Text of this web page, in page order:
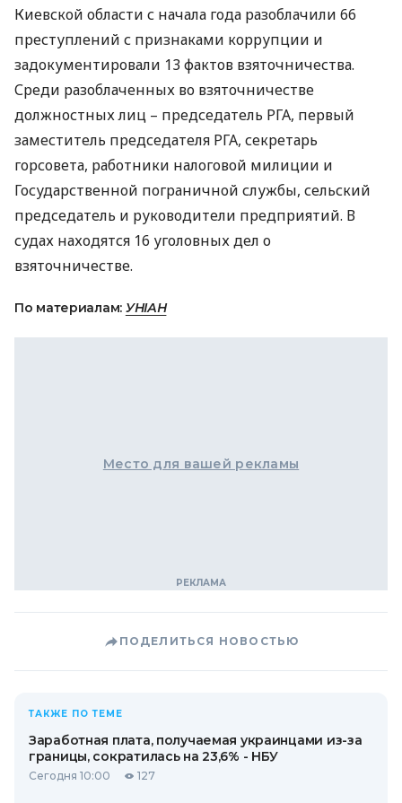
Киевской области с начала года разоблачили 66
преступлений с признаками коррупции и
задокументировали 13 фактов взяточничества.
Среди разоблаченных во взяточничестве
должностных лиц – председатель РГА, первый
заместитель председателя РГА, секретарь
горсовета, работники налоговой милиции и
Государственной пограничной службы, сельский
председатель и руководители предприятий. В
судах находятся 16 уголовных дел о
взяточничестве.
По материалам: УНІАН
Место для вашей рекламы
ПОДЕЛИТЬСЯ НОВОСТЬЮ
ТАКЖЕ ПО ТЕМЕ
Заработная плата, получаемая украинцами из-за
границы, сократилась на 23,6% - НБУ
Сегодня 10:00 127